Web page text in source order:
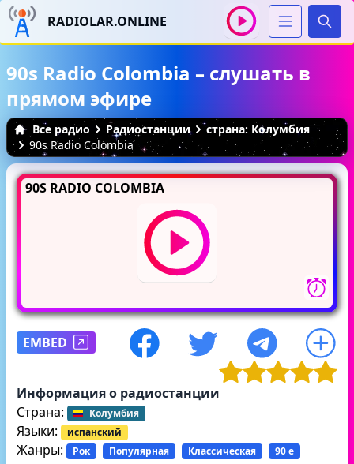
RADIOLAR.ONLINE
90s Radio Colombia – слушать в
прямом эфире
Все радио Радиостанции
страна: Колумбия
90s Radio Colombia
90S RADIO COLOMBIA
EMBED
Информация о радиостанции
Страна:
Колумбия
Языки: испанский
Жанры: Рок Популярная Классическая
90 е